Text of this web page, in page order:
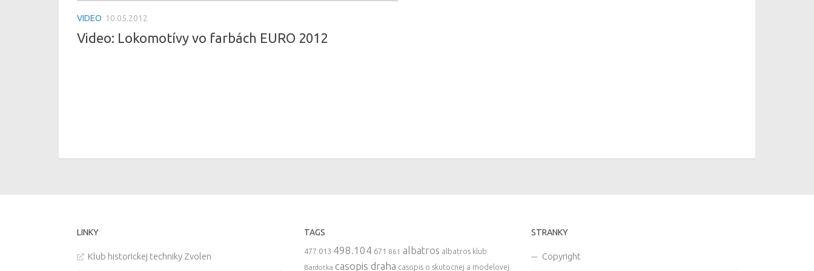
VIDEO 10.05.2012
Video: Lokomotívy vo farbách EURO 2012
LINKY
Klub historickej techniky Zvolen
TAGS
477.013 498.104 671 861 albatros albatros klub
Bardotka casopis draha casopis o skutocnej a modelovej
STRANKY
Copyright